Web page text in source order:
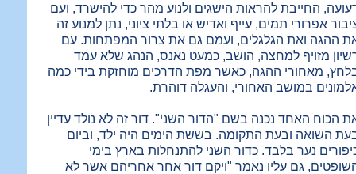
החייבת להראות הישגים ולנוע מהר כדי להישרד, ועם
אפרורי תמים, עייף ואדיש או בלתי ציוני, נתן למנוע זה
ההגה ואת הגלגלים, ועמם גם את צרור המפתחות. עם
מזויף למחצה, הושב, כמעט נאנס, הנהג שלא עמד
מאחורי ההגה, כאשר מפת הדרכים מוחזקת בידי כמה
במושב האחורי, והעגלה דוהרת.
הכוח האחד נכנה בשם "הדור השני". דור זה לא נולד עדיין
השואה ובעת התקומה. בששת הימים היה ילד, וביום
נער בלבד. כדור השני להתנחלות בארץ בימי
גם עליו נאמר "ויקם דור אחר אחריהם אשר לא